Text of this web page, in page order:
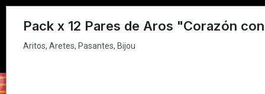
Aritos, Aretes, Pasantes, Bijou
Pack x 12 Pares de Aros "Corazón
Aritos, Aretes, Pasantes, Bijou